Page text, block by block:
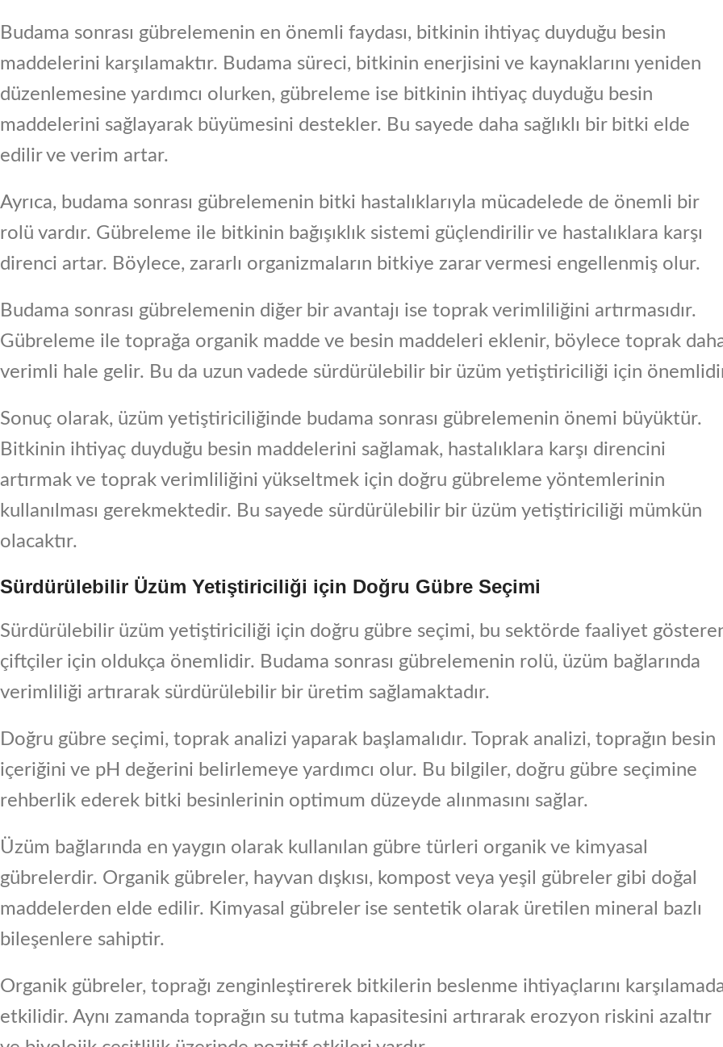
Budama sonrası gübrelemenin en önemli faydası, bitkinin ihtiyaç duyduğu besin
maddelerini karşılamaktır. Budama süreci, bitkinin enerjisini ve kaynaklarını yeniden
düzenlemesine yardımcı olurken, gübreleme ise bitkinin ihtiyaç duyduğu besin
maddelerini sağlayarak büyümesini destekler. Bu sayede daha sağlıklı bir bitki elde
edilir ve verim artar.
Ayrıca, budama sonrası gübrelemenin bitki hastalıklarıyla mücadelede de önemli bir
rolü vardır. Gübreleme ile bitkinin bağışıklık sistemi güçlendirilir ve hastalıklara karşı
direnci artar. Böylece, zararlı organizmaların bitkiye zarar vermesi engellenmiş olur.
Budama sonrası gübrelemenin diğer bir avantajı ise toprak verimliliğini artırmasıdır.
Gübreleme ile toprağa organik madde ve besin maddeleri eklenir, böylece toprak
verimli hale gelir. Bu da uzun vadede sürdürülebilir bir üzüm yetiştiriciliği için
Sonuç olarak, üzüm yetiştiriciliğinde budama sonrası gübrelemenin önemi büyüktür.
Bitkinin ihtiyaç duyduğu besin maddelerini sağlamak, hastalıklara karşı direncini
artırmak ve toprak verimliliğini yükseltmek için doğru gübreleme yöntemlerinin
kullanılması gerekmektedir. Bu sayede sürdürülebilir bir üzüm yetiştiriciliği mümkün
olacaktır.
Sürdürülebilir Üzüm Yetiştiriciliği için Doğru Gübre Seçimi
Sürdürülebilir üzüm yetiştiriciliği için doğru gübre seçimi, bu sektörde faaliyet
çiftçiler için oldukça önemlidir. Budama sonrası gübrelemenin rolü, üzüm bağlarında
verimliliği artırarak sürdürülebilir bir üretim sağlamaktadır.
Doğru gübre seçimi, toprak analizi yaparak başlamalıdır. Toprak analizi, toprağın besin
içeriğini ve pH değerini belirlemeye yardımcı olur. Bu bilgiler, doğru gübre seçimine
rehberlik ederek bitki besinlerinin optimum düzeyde alınmasını sağlar.
Üzüm bağlarında en yaygın olarak kullanılan gübre türleri organik ve kimyasal
gübrelerdir. Organik gübreler, hayvan dışkısı, kompost veya yeşil gübreler gibi doğal
maddelerden elde edilir. Kimyasal gübreler ise sentetik olarak üretilen mineral bazlı
bileşenlere sahiptir.
Organik gübreler, toprağı zenginleştirerek bitkilerin beslenme ihtiyaçlarını
etkilidir. Aynı zamanda toprağın su tutma kapasitesini artırarak erozyon riskini azaltır